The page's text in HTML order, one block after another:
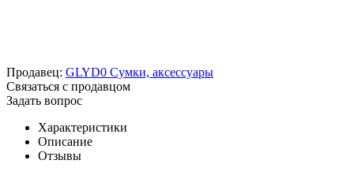
Продавец: GLYD0 Сумки, аксессуары
Связаться с продавцом
Задать вопрос
Характеристики
Описание
Отзывы